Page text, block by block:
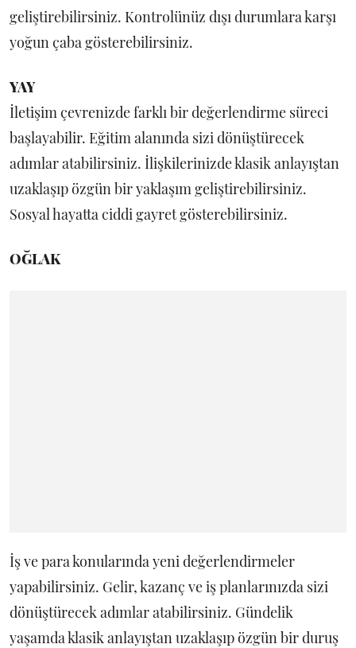
geliştirebilirsiniz. Kontrolünüz dışı durumlara karşı
yoğun çaba gösterebilirsiniz.
YAY
İletişim çevrenizde farklı bir değerlendirme süreci
başlayabilir. Eğitim alanında sizi dönüştürecek
adımlar atabilirsiniz. İlişkilerinizde klasik anlayıştan
uzaklaşıp özgün bir yaklaşım geliştirebilirsiniz.
Sosyal hayatta ciddi gayret gösterebilirsiniz.
OĞLAK
İş ve para konularında yeni değerlendirmeler
yapabilirsiniz. Gelir, kazanç ve iş planlarınızda sizi
dönüştürecek adımlar atabilirsiniz. Gündelik
yaşamda klasik anlayıştan uzaklaşıp özgün bir duruş